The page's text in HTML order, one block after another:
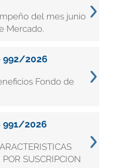
del mes junio
Mercado.
992/2026
Fondo de
991/2026
SUSCRIPCION